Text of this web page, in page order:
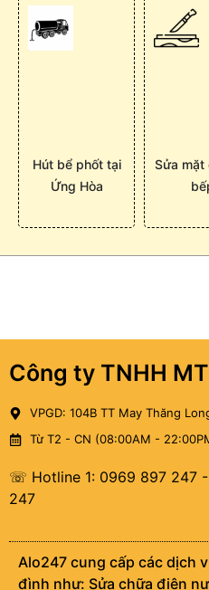
Hút bể phốt tại
Ứng Hòa
Sửa mặt
Công ty TNHH
VPGD: 104B TT May Thăng
Từ T2 - CN (08:00AM -
☏ Hotline 1: 0969 897 247 -
247
Alo247 cung cấp các dịch
đình như: Sửa chữa điện